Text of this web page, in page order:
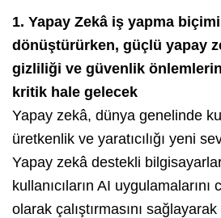
1. Yapay Zekâ iş yapma
dönüştürürken, güçlü yapay
gizliliği ve güvenlik
kritik hale gelecek
Yapay zekâ, dünya genelinde
üretkenlik ve yaratıcılığı yeni
Yapay zekâ destekli
kullanıcıların AI uygulamalarını
olarak çalıştırmasını